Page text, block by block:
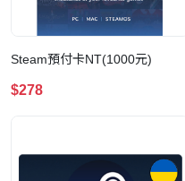
Steam預付卡NT(1000元)
$278